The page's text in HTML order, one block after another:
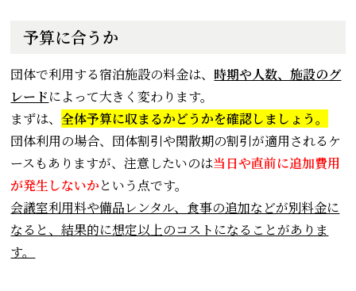
予算に合うか
団体で利用する宿泊施設の料金は、 時期や人数、施設のグ
レードによって大きく変わります。
まずは、全体予算に収まるかどうかを確認しましょう。
団体利用の場合、団体割引や閑散期の割引が適用されるケ
ースもありますが、注意したいのは当日や直前に追加費用
が発生しないかという点です。
会議室利用料や備品レンタル、食事の追加などが別料金に
なると、結果的に想定以上のコストになることがありま
す。